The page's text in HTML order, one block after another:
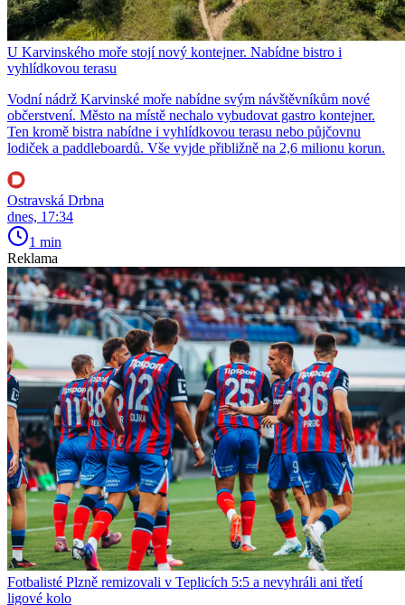
U Karvinského moře stojí nový kontejner. Nabídne bistro i
vyhlídkovou terasu
Vodní nádrž Karvinské moře nabídne svým návštěvníkům nové
občerstvení. Město na místě nechalo vybudovat gastro kontejner.
Ten kromě bistra nabídne i vyhlídkovou terasu nebo půjčovnu
lodiček a paddleboardů. Vše vyjde přibližně na 2,6 milionu korun.
Ostravská Drbna
dnes, 17:34
1 min
Reklama
Fotbalisté Plzně remizovali v Teplicích 5:5 a nevyhráli ani třetí
ligové kolo